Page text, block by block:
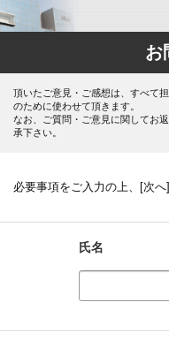
お
頂いたご意見・ご感想は、すべて
のために使わせて頂きます。
なお、ご質問・ご意見に関してお
承下さい。
必要事項をご入力の上、[次へ
氏名